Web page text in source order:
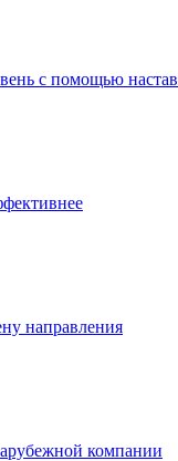
с помощью
направления
компании